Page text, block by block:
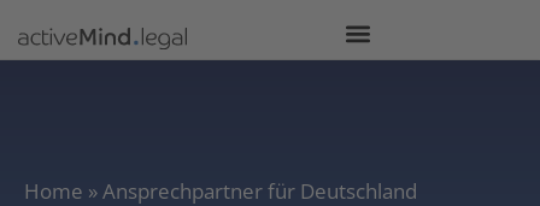
Home »Ansprechpartner für Deutschland